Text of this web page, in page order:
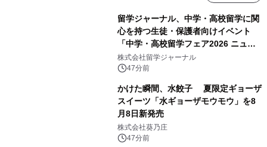
留学ジャーナル、中学・高校留学に関
心を持つ生徒・保護者向けイベント
「中学・高校留学フェア2026 ニュー
ジーランド＆オーストラリア」を
9/12(土)に開催
株式会社留学ジャーナル
47分前
かけた瞬間、水餃子 夏限定ギョーザ
スイーツ「水ギョーザモウモウ」を8
月8日新発売
株式会社葵乃庄
47分前